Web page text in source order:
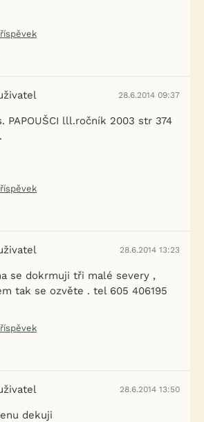
28.6.2014 09:37
PAPOUŠCI lll.ročník 2003 str 374
28.6.2014 13:23
se dokrmuji tři malé severy ,
tak se ozvěte . tel 605 406195
28.6.2014 13:50
dekuji